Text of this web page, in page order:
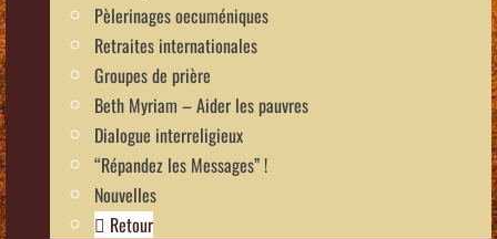
Pèlerinages oecuméniques
Retraites internationales
Groupes de prière
Beth Myriam – Aider les pauvres
Dialogue interreligieux
“Répandez les Messages” !
Nouvelles
Retour